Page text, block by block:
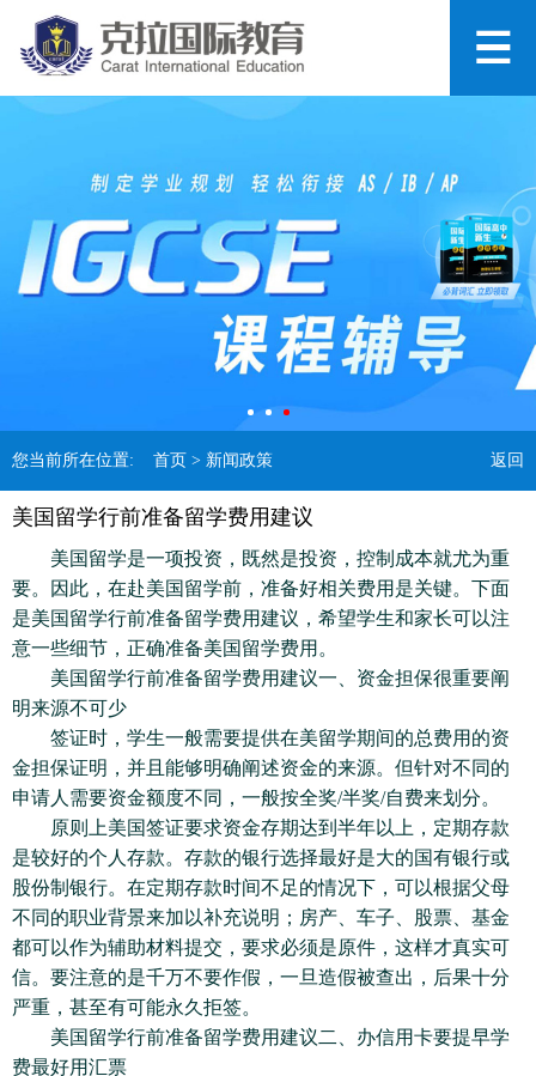
您当前所在位置: 首页 > 新闻政策 返回
美国留学行前准备留学费用建议
美国留学是一项投资，既然是投资，控制成本就尤为重
要。因此，在赴美国留学前，准备好相关费用是关键。下面
是美国留学行前准备留学费用建议，希望学生和家长可以注
意一些细节，正确准备美国留学费用。
美国留学行前准备留学费用建议一、资金担保很重要阐
明来源不可少
签证时，学生一般需要提供在美留学期间的总费用的资
金担保证明，并且能够明确阐述资金的来源。但针对不同的
申请人需要资金额度不同，一般按全奖/半奖/自费来划分。
原则上美国签证要求资金存期达到半年以上，定期存款
是较好的个人存款。存款的银行选择最好是大的国有银行或
股份制银行。在定期存款时间不足的情况下，可以根据父母
不同的职业背景来加以补充说明；房产、车子、股票、基金
都可以作为辅助材料提交，要求必须是原件，这样才真实可
信。要注意的是千万不要作假，一旦造假被查出，后果十分
严重，甚至有可能永久拒签。
美国留学行前准备留学费用建议二、办信用卡要提早学
费最好用汇票